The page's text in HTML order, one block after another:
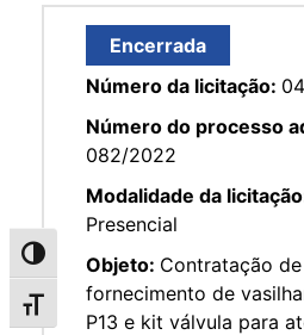
Alternar alto contraste
Alternar tamanho da fonte
Encerrada
Número da licitação:
Número do processo
082/2022
Modalidade da
Presencial
Objeto: Contratação
fornecimento de
P13 e kit válvula para